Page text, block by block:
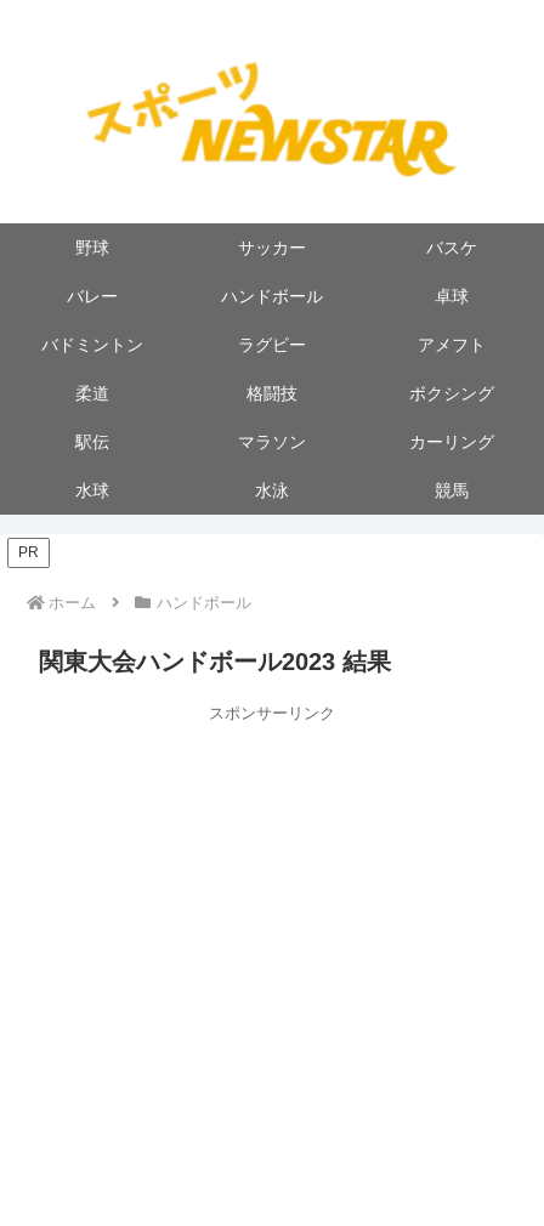
野球 サッカー バスケ
バレー ハンドボール 卓球
バドミントン ラグビー アメフト
柔道 格闘技 ボクシング
駅伝 マラソン カーリング
水球 水泳 競馬
PR
ホーム ハンドボール
関東大会ハンドボール2023 結果
スポンサーリンク